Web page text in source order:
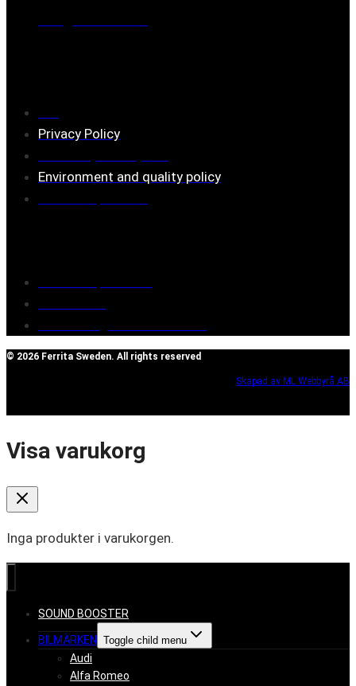
Privacy Policy
Environment and quality policy
© 2026 Ferrita Sweden. All rights reserved
Skapad av ML Webbyrå AB
Visa varukorg
Inga produkter i varukorgen.
SOUND BOOSTER
BILMÄRKEN Toggle child menu
Audi
Alfa Romeo